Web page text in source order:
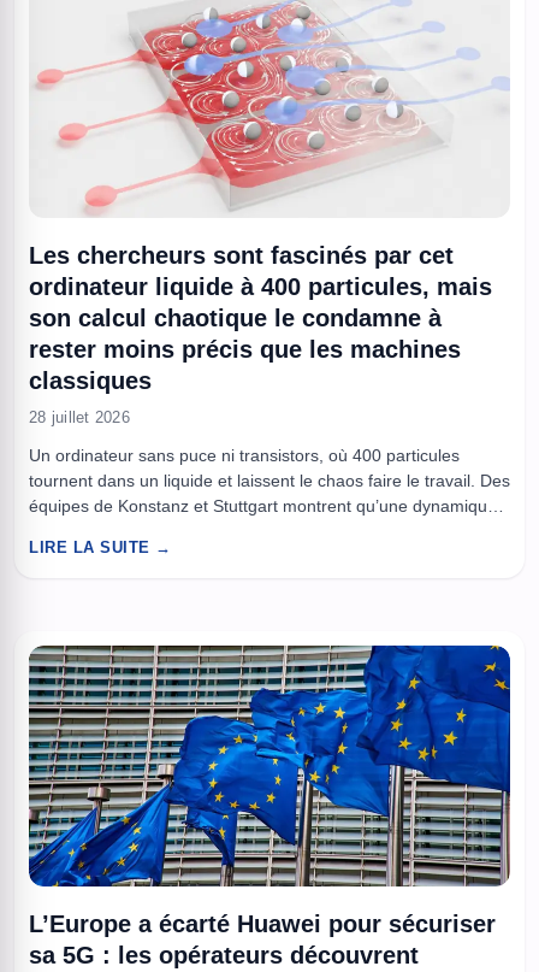
Les chercheurs sont fascinés par cet
ordinateur liquide à 400 particules, mais
son calcul chaotique le condamne à
rester moins précis que les machines
classiques
28 juillet 2026
Un ordinateur sans puce ni transistors, où 400 particules
tournent dans un liquide et laissent le chaos faire le travail. Des
équipes de Konstanz et Stuttgart montrent qu’une dynamique
avec une précision encore loin des memristors. Le résultat
LIRE LA SUITE →
L’Europe a écarté Huawei pour sécuriser
sa 5G : les opérateurs découvrent